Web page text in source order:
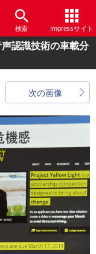
検索 Impressサイト
認識技術の車載分
次の画像